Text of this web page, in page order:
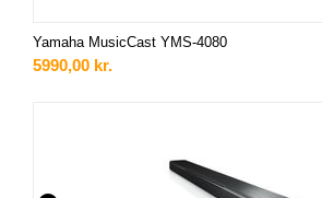
Yamaha MusicCast YMS-4080
5990,00 kr.